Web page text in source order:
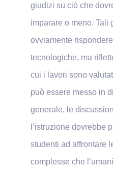
giudizi su ciò che
imparare o meno. Tali
ovviamente
tecnologiche, ma
cui i lavori sono
può essere messo in
generale, le
l’istruzione dovrebbe
studenti ad affrontare
complesse che